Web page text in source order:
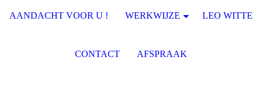
AANDACHT VOOR U ! WERKWIJZE LEO WITTE
CONTACT AFSPRAAK